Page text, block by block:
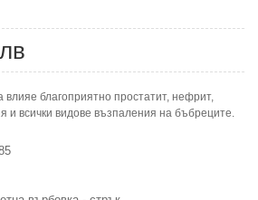
благоприятно простатит, нефрит,
и всички видове възпаления на бъбреците.